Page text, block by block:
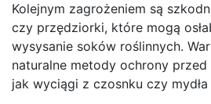
Kolejnym zagrożeniem są
czy przędziorki, które mogą
wysysanie soków roślinnych.
naturalne metody ochrony
jak wyciągi z czosnku czy